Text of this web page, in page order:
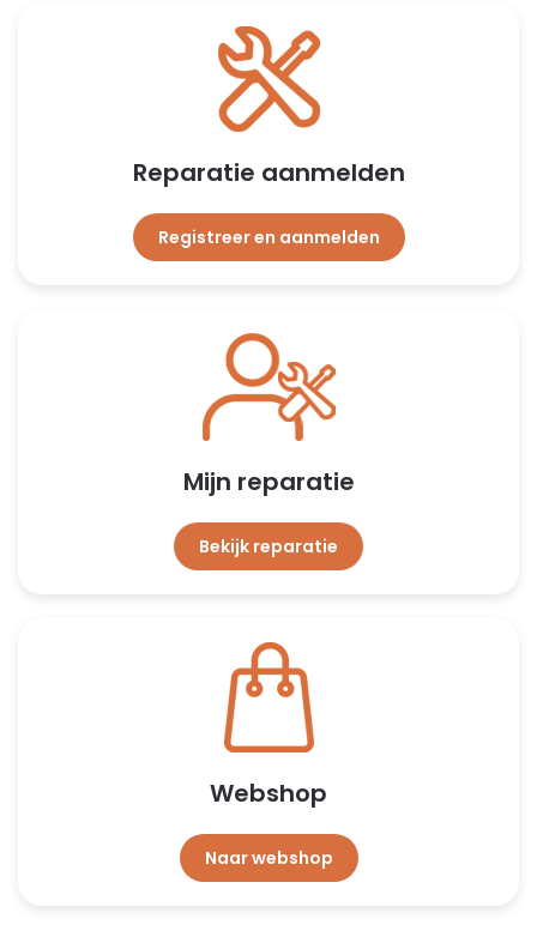
Reparatie aanmelden
Registreer en aanmelden
Mijn reparatie
Bekijk reparatie
Webshop
Naar webshop